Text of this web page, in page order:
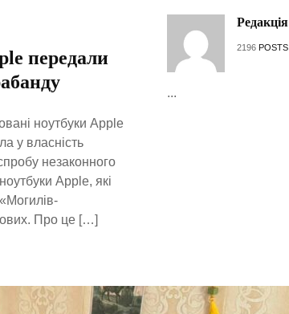
передали
ноутбуки Apple
у власність
незаконного
Apple, які
Про це […]
Редакція
2196 POSTS
...